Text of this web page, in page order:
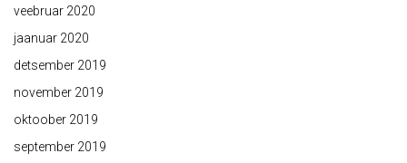
veebruar 2020
jaanuar 2020
detsember 2019
november 2019
oktoober 2019
september 2019